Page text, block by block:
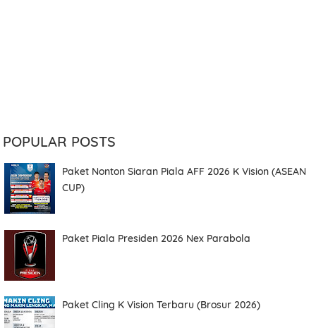
POPULAR POSTS
Paket Nonton Siaran Piala AFF 2026 K Vision (ASEAN
CUP)
Paket Piala Presiden 2026 Nex Parabola
Paket Cling K Vision Terbaru (Brosur 2026)